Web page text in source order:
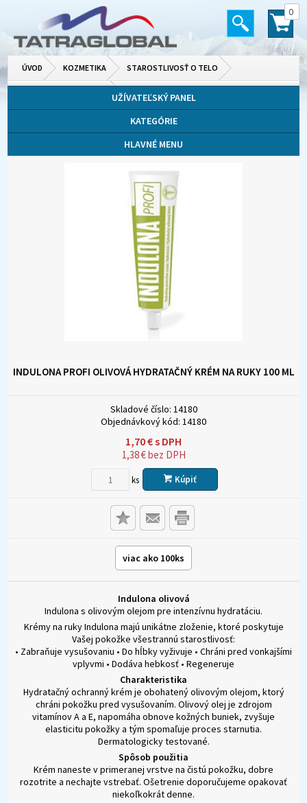
0
ÚVOD KOZMETIKA STAROSTLIVOSŤ O TELO
UŽÍVATEĽSKÝ PANEL
KATEGÓRIE
HLAVNÉ MENU
INDULONA PROFI OLIVOVÁ HYDRATAČNÝ KRÉM NA RUKY 100 ML
Skladové číslo: 14180
Objednávkový kód: 14180
1,70€s DPH
1,38€bez DPH
ks Kúpiť
viac ako 100ks
Indulona olivová
Indulona s olivovým olejom pre intenzívnu hydratáciu.
Krémy na ruky Indulona majú unikátne zloženie, ktoré poskytuje
Vašej pokožke všestrannú starostlivosť:
• Zabraňuje vysušovaniu • Do hĺbky vyživuje • Chráni pred vonkajšími
vplyvmi • Dodáva hebkosť • Regeneruje
Charakteristika
Hydratačný ochranný krém je obohatený olivovým olejom, ktorý
chráni pokožku pred vysušovaním. Olivový olej je zdrojom
vitamínov A a E, napomáha obnove kožných buniek, zvyšuje
elasticitu pokožky a tým spomaľuje proces starnutia.
Dermatologicky testované.
Spôsob použitia
Krém naneste v primeranej vrstve na čistú pokožku, dobre
rozotrite a nechajte vstrebať. Ošetrenie doporučujeme opakovať
niekoľkokrát denne.